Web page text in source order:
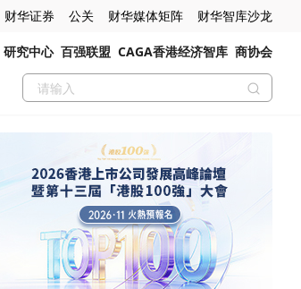
财华证券 公关 财华媒体矩阵 财华智库沙龙
研究中心 百强联盟 CAGA香港经济智库 商协会